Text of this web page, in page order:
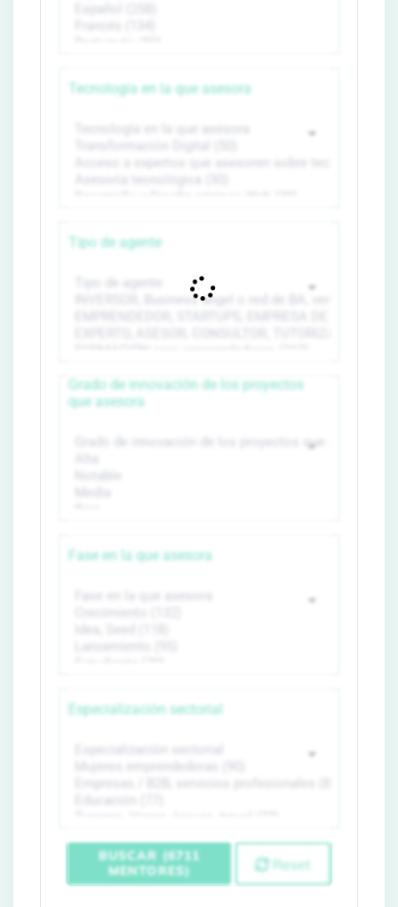
Tecnología en la que asesora
Tipo de agente
Grado de innovación de los proyectos
que asesora
Fase en la que asesora
Especialización sectorial
BUSCAR (6711
MENTORES)
Reset